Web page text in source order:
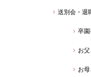
送別会・退
卒
お
お